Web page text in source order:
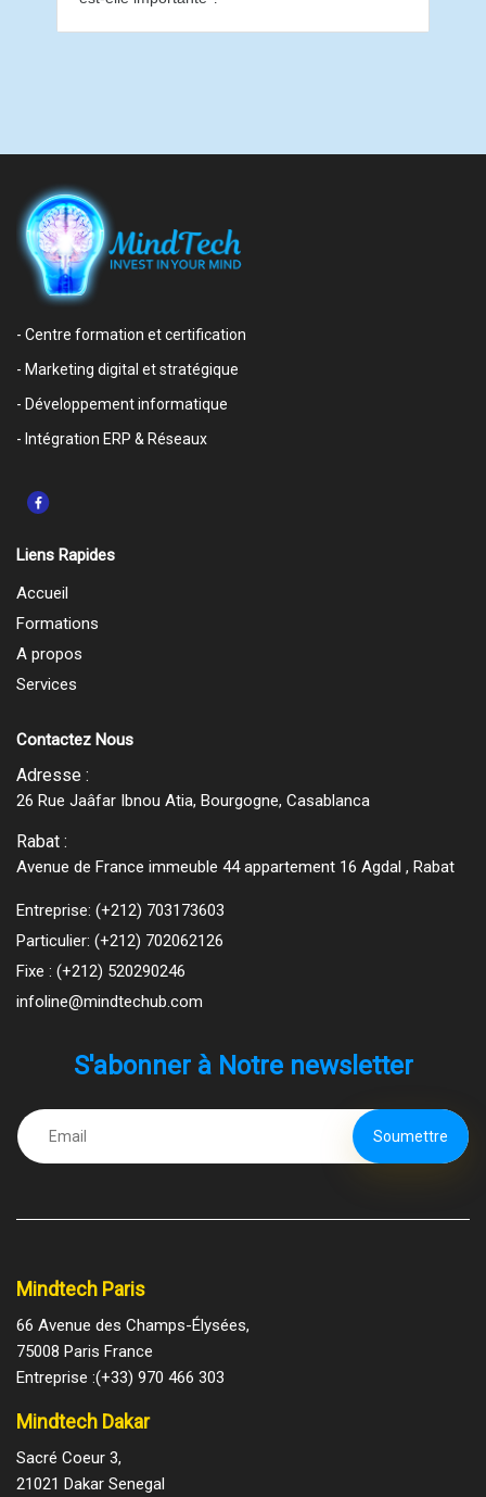
- Centre formation et certification
- Marketing digital et stratégique
- Développement informatique
- Intégration ERP & Réseaux
Liens Rapides
Accueil
Formations
A propos
Services
Contactez Nous
Adresse :
26 Rue Jaâfar Ibnou Atia, Bourgogne, Casablanca
Rabat :
Avenue de France immeuble 44 appartement 16 Agdal , Rabat
Entreprise: (+212) 703173603
Particulier: (+212) 702062126
Fixe : (+212) 520290246
infoline@mindtechub.com
S'abonner à Notre newsletter
Mindtech Paris
66 Avenue des Champs-Élysées,
75008 Paris France
Entreprise :(+33) 970 466 303
Mindtech Dakar
Sacré Coeur 3,
21021 Dakar Senegal